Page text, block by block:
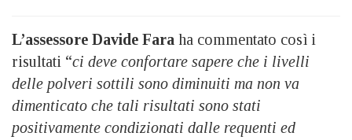
L’assessore Davide Fara ha commentato così i
risultati “ci deve confortare sapere che i livelli
delle polveri sottili sono diminuiti ma non va
dimenticato che tali risultati sono stati
positivamente condizionati dalle requenti ed